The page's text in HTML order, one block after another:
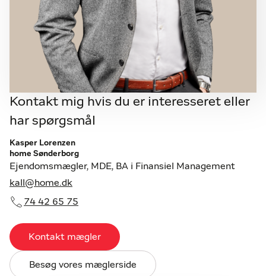
Kontakt mig hvis du er interesseret eller
har spørgsmål
Kasper Lorenzen
home Sønderborg
Ejendomsmægler, MDE, BA i Finansiel Management
kall@home.dk
74 42 65 75
Kontakt mægler
Besøg vores mæglerside